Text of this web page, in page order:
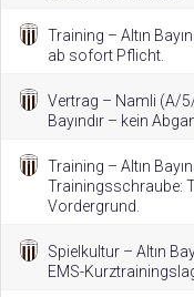
Training – Altın
ab sofort Pflicht.
Vertrag – Namli (A/
Bayındır – kein
Training – Altın
Trainingsschraube:
Vordergrund.
Spielkultur – Altın
EMS-